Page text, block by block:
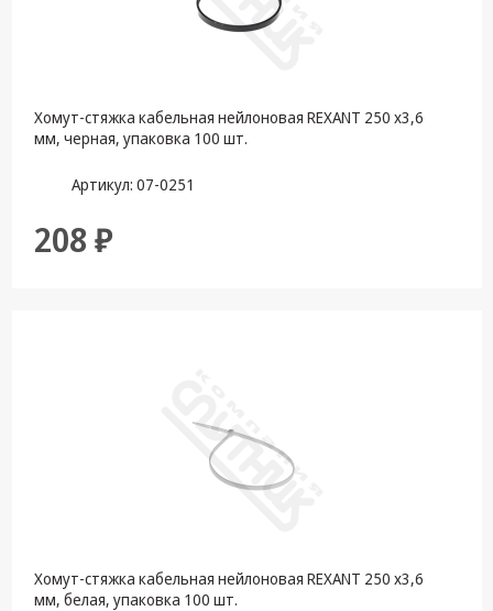
Хомут-стяжка кабельная нейлоновая REXANT 250 x3,6
мм, черная, упаковка 100 шт.
Артикул: 07-0251
208 ₽
Хомут-стяжка кабельная нейлоновая REXANT 250 x3,6
мм, белая, упаковка 100 шт.